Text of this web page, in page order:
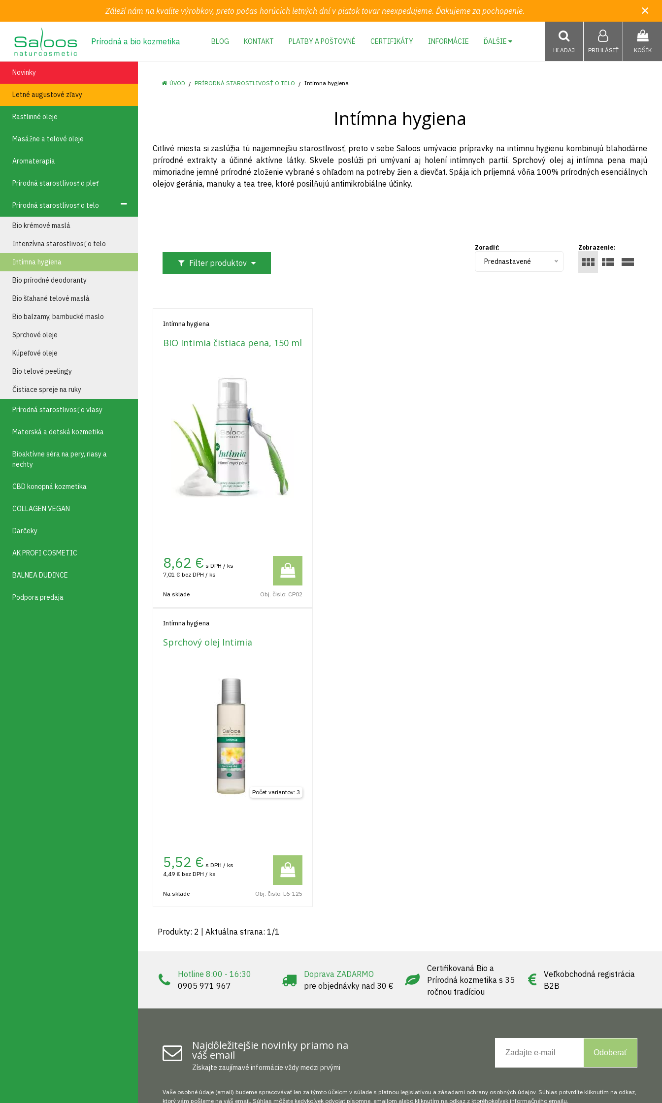
Záleží nám na kvalite výrobkov, preto počas horúcich letných dní v piatok tovar neexpedujeme. Ďakujeme za pochopenie. ×
Prírodná a bio kozmetika BLOG KONTAKT PLATBY A POŠTOVNÉ CERTIFIKÁTY INFORMÁCIE ĎALŠIE
KOŠÍK
PRIHLÁSIŤ
HĽADAJ
Novinky
Letné augustové zľavy
Rastlinné oleje
Masážne a telové oleje
Aromaterapia
Prírodná starostlivosť o pleť
Prírodná starostlivosť o telo
Bio krémové maslá
Intenzívna starostlivosť o telo
Intímna hygiena
Bio prírodné deodoranty
Bio šľahané telové maslá
Bio balzamy, bambucké maslo
Sprchové oleje
Kúpeľové oleje
Bio telové peelingy
Čistiace spreje na ruky
Prírodná starostlivosť o vlasy
Materská a detská kozmetika
Bioaktívne séra na pery, riasy a
nechty
CBD konopná kozmetika
COLLAGEN VEGAN
Darčeky
AK PROFI COSMETIC
BALNEA DUDINCE
Podpora predaja
ÚVOD PRÍRODNÁ STAROSTLIVOSŤ O TELO Intímna hygiena
Intímna hygiena
Citlivé miesta si zaslúžia tú najjemnejšiu starostlivosť, preto v sebe Saloos umývacie prípravky na intímnu hygienu kombinujú blahodárne
prírodné extrakty a účinné aktívne látky. Skvele poslúži pri umývaní aj holení intímnych partií. Sprchový olej aj intímna pena majú
mimoriadne jemné prírodné zloženie vybrané s ohľadom na potreby žien a dievčat. Spája ich príjemná vôňa 100% prírodných esenciálnych
olejov geránia, manuky a tea tree, ktoré posilňujú antimikrobiálne účinky.
Filter produktov
Zobrazenie:
Zoradiť:
Prednastavené
Intímna hygiena
BIO Intimia čistiaca pena, 150 ml
8,62 € s DPH / ks
7,01 € bez DPH / ks
Na sklade Obj. čislo: CP02
Intímna hygiena
Sprchový olej Intimia
Počet variantov: 3
5,52 € s DPH / ks
4,49 € bez DPH / ks
Na sklade Obj. čislo: L6-125
Produkty: 2 | Aktuálna strana: 1/1
Hotline 8:00 - 16:30
0905 971 967
Doprava ZADARMO
pre objednávky nad 30 €
Certifikovaná Bio a
Prírodná kozmetika s 35
ročnou tradíciou
Veľkobchodná registrácia
B2B
Najdôležitejšie novinky priamo na
váš email
Získajte zaujímavé informácie vždy medzi prvými
Odoberať
Vaše osobné údaje (email) budeme spracovávať len za týmto účelom v súlade s platnou legislatívou a zásadami ochrany osobných údajov. Súhlas potvrdíte kliknutím na odkaz,
ktorý vám pošleme na váš email. Súhlas môžete kedykoľvek odvolať písomne, emailom alebo kliknutím na odkaz z ktoréhokoľvek informačného emailu.